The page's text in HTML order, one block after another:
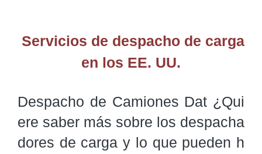
Servicios de despacho de carga
en los EE. UU.
Despacho de Camiones Dat ¿Qui
ere saber más sobre los despacha
dores de carga y lo que pueden h